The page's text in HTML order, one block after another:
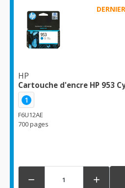
HP
Cartouche d'encre HP 953
1
F6U12AE
700 pages
 